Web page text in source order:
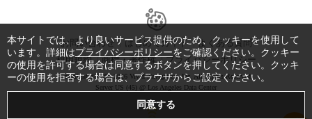
お問い合わせ はじめてガイド
よくある質問
利用規約
商標・著作権 プライバシーポリシー
Copyright © 1999-2026 Vivid Navigation, Inc. All Rights Reserved.
Server US (45) @ Los Angeles Data Center
本サイトでは、より良いサービス提供のため、クッキーを使用して
います。詳細はプライバシーポリシーをご確認ください。クッキー
の使用を許可する場合は同意するボタンを押してください。クッキ
ーの使用を拒否する場合は、ブラウザからご設定ください。